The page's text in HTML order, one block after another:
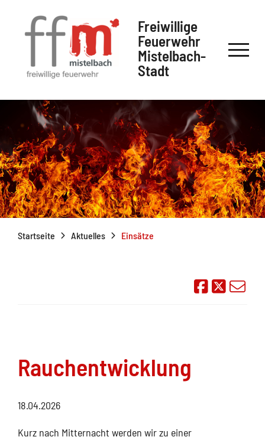
Freiwillige
Feuerwehr
Mistelbach-
Stadt
Startseite Aktuelles Einsätze
Auf
Rauchentwicklung
18.04.2026
Kurz nach Mitternacht werden wir zu einer